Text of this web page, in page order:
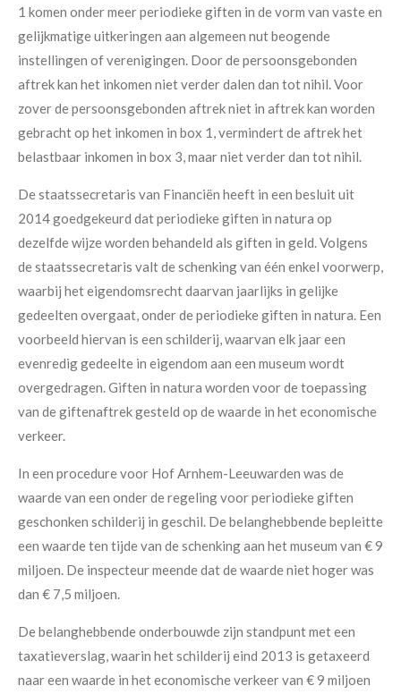
1 komen onder meer periodieke giften in de vorm van vaste en
gelijkmatige uitkeringen aan algemeen nut beogende
instellingen of verenigingen. Door de persoonsgebonden
aftrek kan het inkomen niet verder dalen dan tot nihil. Voor
zover de persoonsgebonden aftrek niet in aftrek kan worden
gebracht op het inkomen in box 1, vermindert de aftrek het
belastbaar inkomen in box 3, maar niet verder dan tot nihil.
De staatssecretaris van Financiën heeft in een besluit uit
2014 goedgekeurd dat periodieke giften in natura op
dezelfde wijze worden behandeld als giften in geld. Volgens
de staatssecretaris valt de schenking van één enkel voorwerp,
waarbij het eigendomsrecht daarvan jaarlijks in gelijke
gedeelten overgaat, onder de periodieke giften in natura. Een
voorbeeld hiervan is een schilderij, waarvan elk jaar een
evenredig gedeelte in eigendom aan een museum wordt
overgedragen. Giften in natura worden voor de toepassing
van de giftenaftrek gesteld op de waarde in het economische
verkeer.
In een procedure voor Hof Arnhem-Leeuwarden was de
waarde van een onder de regeling voor periodieke giften
geschonken schilderij in geschil. De belanghebbende bepleitte
een waarde ten tijde van de schenking aan het museum van € 9
miljoen. De inspecteur meende dat de waarde niet hoger was
dan € 7,5 miljoen.
De belanghebbende onderbouwde zijn standpunt met een
taxatieverslag, waarin het schilderij eind 2013 is getaxeerd
naar een waarde in het economische verkeer van € 9 miljoen